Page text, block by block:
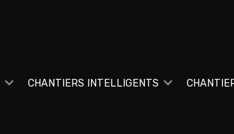
CHANTIERS INTELLIGENTS